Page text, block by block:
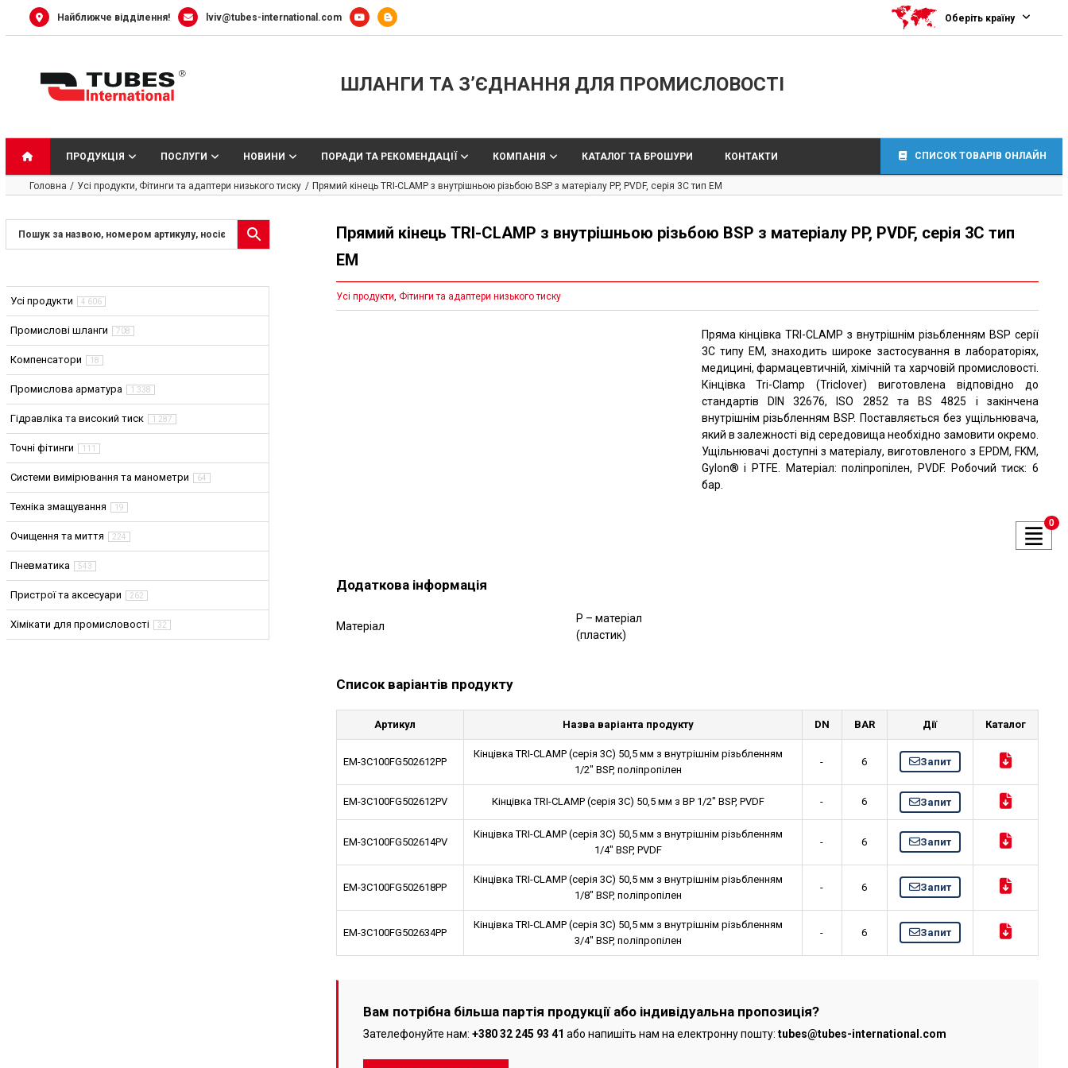
Найближче відділення! lviv@tubes-international.com Оберіть країну
ШЛАНГИ ТА З’ЄДНАННЯ ДЛЯ ПРОМИСЛОВОСТІ
ПРОДУКЦІЯ ПОСЛУГИ НОВИНИ ПОРАДИ ТА РЕКОМЕНДАЦІЇ КОМПАНІЯ КАТАЛОГ ТА БРОШУРИ КОНТАКТИ СПИСОК ТОВАРІВ ОНЛАЙН
Головна Усі продукти Фітинги та адаптери низького тиску Прямий кінець TRI-CLAMP з внутрішньою різьбою BSP з матеріалу PP, PVDF, серія 3C тип EM
Прямий кінець TRI-CLAMP з внутрішньою різьбою BSP з матеріалу PP, PVDF, серія 3C тип
EM
Усі продукти, Фітинги та адаптери низького тиску
Додаткова інформація
Матеріал
P – матеріал
(пластик)
Пряма кінцівка TRI-CLAMP з внутрішнім різьбленням BSP серії
3C типу EM, знаходить широке застосування в лабораторіях,
медицині, фармацевтичній, хімічній та харчовій промисловості.
Кінцівка Tri-Clamp (Triclover) виготовлена відповідно до
стандартів DIN 32676, ISO 2852 та BS 4825 і закінчена
внутрішнім різьбленням BSP. Поставляється без ущільнювача,
який в залежності від середовища необхідно замовити окремо.
Ущільнювачі доступні з матеріалу, виготовленого з EPDM, FKM,
Gylon® і PTFE. Матеріал: поліпропілен, PVDF. Робочий тиск: 6
бар.
Список варіантів продукту
Артикул Назва варіанта продукту DN BAR Дії Каталог
EM-3C100FG502612PP
Кінцівка TRI-CLAMP (серія 3C) 50,5 мм з внутрішнім різьбленням
1/2" BSP, поліпропілен
- 6 Запит
EM-3C100FG502612PV Кінцівка TRI-CLAMP (серія 3C) 50,5 мм з ВР 1/2" BSP, PVDF - 6 Запит
EM-3C100FG502614PV
Кінцівка TRI-CLAMP (серія 3C) 50,5 мм з внутрішнім різьбленням
1/4" BSP, PVDF
- 6 Запит
EM-3C100FG502618PP
Кінцівка TRI-CLAMP (серія 3C) 50,5 мм з внутрішнім різьбленням
1/8" BSP, поліпропілен
- 6 Запит
EM-3C100FG502634PP
Кінцівка TRI-CLAMP (серія 3C) 50,5 мм з внутрішнім різьбленням
3/4" BSP, поліпропілен
- 6 Запит
Вам потрібна більша партія продукції або індивідуальна пропозиція?
Зателефонуйте нам: +380 32 245 93 41 або напишіть нам на електронну пошту: tubes@tubes-international.com
Усі продукти 4 606
Промислові шланги 708
Компенсатори 18
Промислова арматура 1 338
Гідравліка та високий тиск 1 287
Точні фітинги 111
Системи вимірювання та манометри 64
Техніка змащування 19
Очищення та миття 224
Пневматика 543
Пристрої та аксесуари 262
Хімікати для промисловості 32
0